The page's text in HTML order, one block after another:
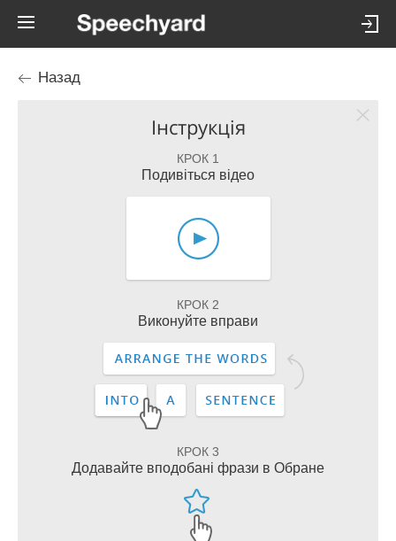
Назад
Інструкція
КРОК 1
Подивіться відео
КРОК 2
Виконуйте вправи
КРОК 3
Додавайте вподобані фрази в Обране